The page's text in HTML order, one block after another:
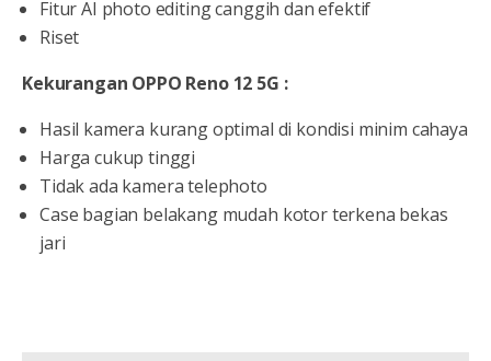
Fitur AI photo editing canggih dan efektif
Riset
Kekurangan OPPO Reno 12 5G :
Hasil kamera kurang optimal di kondisi minim cahaya
Harga cukup tinggi
Tidak ada kamera telephoto
Case bagian belakang mudah kotor terkena bekas
jari